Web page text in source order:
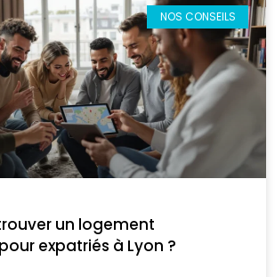
NOS CONSEILS
un logement
expatriés à Lyon ?